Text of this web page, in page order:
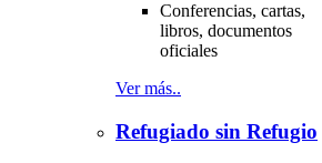
Conferencias, cartas,
libros, documentos
oficiales
Ver más..
Refugiado sin Refugio